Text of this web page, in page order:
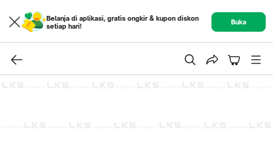
Belanja di aplikasi, gratis ongkir & kupon diskon
setiap hari!
Buka